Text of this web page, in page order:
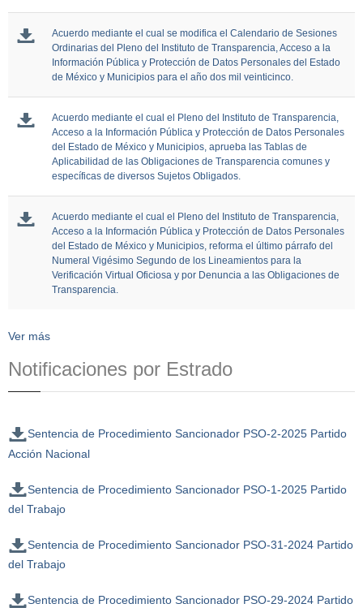
Acuerdo mediante el cual se modifica el Calendario de Sesiones
Ordinarias del Pleno del Instituto de Transparencia, Acceso a la
Información Pública y Protección de Datos Personales del Estado
de México y Municipios para el año dos mil veinticinco.
Acuerdo mediante el cual el Pleno del Instituto de Transparencia,
Acceso a la Información Pública y Protección de Datos Personales
del Estado de México y Municipios, aprueba las Tablas de
Aplicabilidad de las Obligaciones de Transparencia comunes y
específicas de diversos Sujetos Obligados.
Acuerdo mediante el cual el Pleno del Instituto de Transparencia,
Acceso a la Información Pública y Protección de Datos Personales
del Estado de México y Municipios, reforma el último párrafo del
Numeral Vigésimo Segundo de los Lineamientos para la
Verificación Virtual Oficiosa y por Denuncia a las Obligaciones de
Transparencia.
Ver más
Notificaciones por Estrado
Sentencia de Procedimiento Sancionador PSO-2-2025 Partido
Acción Nacional
Sentencia de Procedimiento Sancionador PSO-1-2025 Partido
del Trabajo
Sentencia de Procedimiento Sancionador PSO-31-2024 Partido
del Trabajo
Sentencia de Procedimiento Sancionador PSO-29-2024 Partido